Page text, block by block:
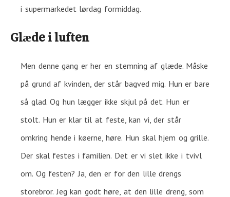
i supermarkedet lørdag formiddag.
Glæde i luften
Men denne gang er her en stemning af glæde. Måske
på grund af kvinden, der står bagved mig. Hun er bare
så glad. Og hun lægger ikke skjul på det. Hun er
stolt. Hun er klar til at feste, kan vi, der står
omkring hende i køerne, høre. Hun skal hjem og grille.
Der skal festes i familien. Det er vi slet ikke i tvivl
om. Og festen? Ja, den er for den lille drengs
storebror. Jeg kan godt høre, at den lille dreng, som